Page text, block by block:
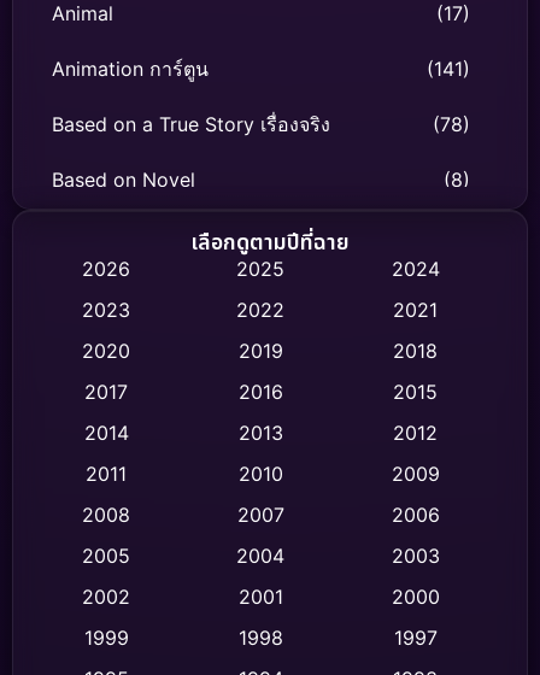
Animal (17)
Animation การ์ตูน (141)
Based on a True Story เรื่องจริง (78)
Based on Novel (8)
Biography ชีวิตจริง
Classic หนังคลาสสิก (47)
Comedy ตลก (436)
Crime อาชญากรรม (513)
Cult Film
เลือกดูตามปีที่ฉาย
2026 2025
2024
2023
2022
2021
2020
2019
2018
2017
2016
2015
2014
2013
2012
2011
2010
2009
2008
2007
2006
2005
2004
2003
2002
2001
2000
1999
1998
1997